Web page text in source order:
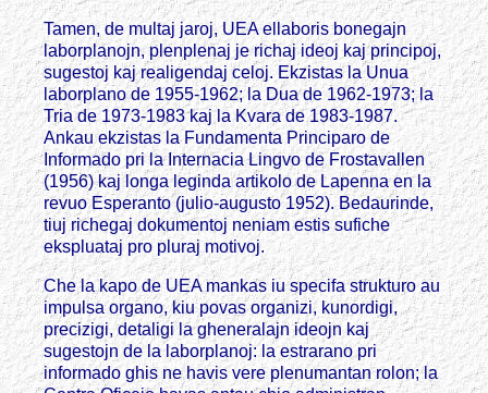
Tamen, de multaj jaroj, UEA ellaboris bonegajn
laborplanojn, plenplenaj je richaj ideoj kaj principoj,
sugestoj kaj realigendaj celoj. Ekzistas la Unua
laborplano de 1955-1962; la Dua de 1962-1973; la
Tria de 1973-1983 kaj la Kvara de 1983-1987.
Ankau ekzistas la Fundamenta Principaro de
Informado pri la Internacia Lingvo de Frostavallen
(1956) kaj longa leginda artikolo de Lapenna en la
revuo Esperanto (julio-augusto 1952). Bedaurinde,
tiuj richegaj dokumentoj neniam estis sufiche
ekspluataj pro pluraj motivoj.
Che la kapo de UEA mankas iu specifa strukturo au
impulsa organo, kiu povas organizi, kunordigi,
precizigi, detaligi la gheneralajn ideojn kaj
sugestojn de la laborplanoj: la estrarano pri
informado ghis ne havis vere plenumantan rolon; la